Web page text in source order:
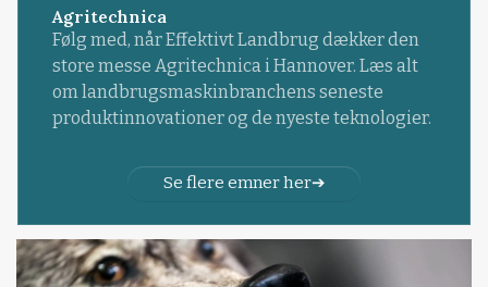
Agritechnica
Følg med, når Effektivt Landbrug dækker den
store messe Agritechnica i Hannover. Læs alt
om landbrugsmaskinbranchens seneste
produktinnovationer og de nyeste teknologier.
Se flere emner her